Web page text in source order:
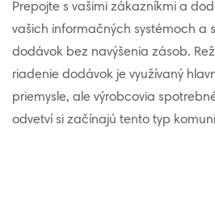
Prepojte s vašimi zákazníkmi a
vašich informačných systémoch a
dodávok bez navýšenia zásob.
riadenie dodávok je využívaný
priemysle, ale výrobcovia
odvetví si začínajú tento typ